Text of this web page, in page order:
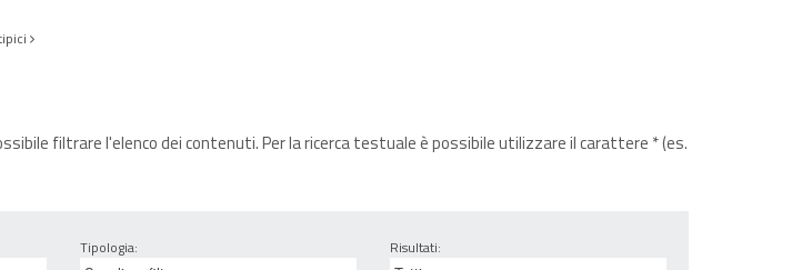
filtrare l'elenco dei contenuti. Per la ricerca testuale è possibile utilizzare il carattere * (es.
Tipologia: Risultati: